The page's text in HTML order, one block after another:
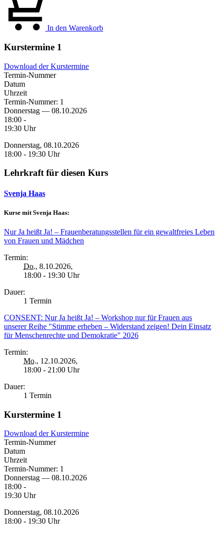
In den Warenkorb
Kurstermine 1
Download der Kurstermine
Termin-Nummer
Datum
Uhrzeit
Termin-Nummer: 1
Donnerstag — 08.10.2026
18:00 -
19:30 Uhr
Donnerstag, 08.10.2026
18:00 - 19:30 Uhr
Lehrkraft für diesen Kurs
Svenja Haas
Kurse mit Svenja Haas:
Nur Ja heißt Ja! – Frauenberatungsstellen für ein gewaltfreies Leben
von Frauen und Mädchen
Termin:
Do., 8.10.2026,
18:00 - 19:30 Uhr
Dauer:
1 Termin
CONSENT: Nur Ja heißt Ja! – Workshop nur für Frauen aus
unserer Reihe "Stimme erheben – Widerstand zeigen! Dein Einsatz
für Menschenrechte und Demokratie" 2026
Termin:
Mo., 12.10.2026,
18:00 - 21:00 Uhr
Dauer:
1 Termin
Kurstermine 1
Download der Kurstermine
Termin-Nummer
Datum
Uhrzeit
Termin-Nummer: 1
Donnerstag — 08.10.2026
18:00 -
19:30 Uhr
Donnerstag, 08.10.2026
18:00 - 19:30 Uhr